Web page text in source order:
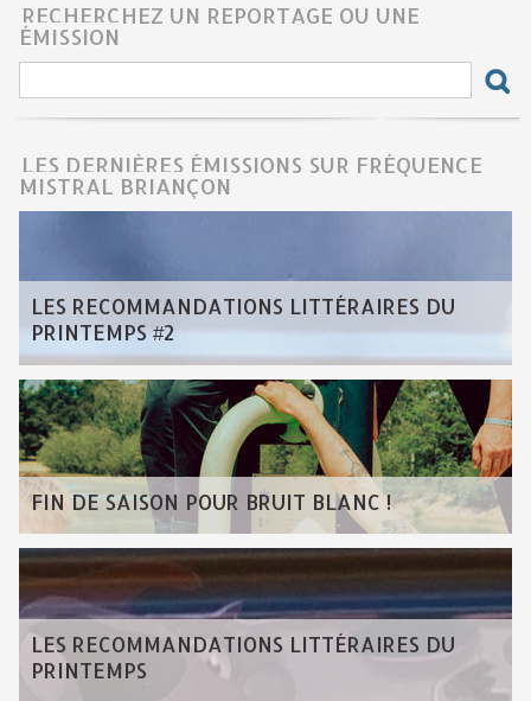
RECHERCHEZ UN REPORTAGE OU UNE
ÉMISSION
LES DERNIÈRES ÉMISSIONS SUR FRÉQUENCE
MISTRAL BRIANÇON
LES RECOMMANDATIONS LITTÉRAIRES DU
PRINTEMPS #2
FIN DE SAISON POUR BRUIT BLANC !
LES RECOMMANDATIONS LITTÉRAIRES DU
PRINTEMPS